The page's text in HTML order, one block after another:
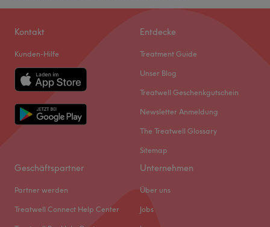
Kontakt
Kunden-Hilfe
Entdecke
Treatment Guide
Unser Blog
Treatwell Geschenkgutschein
Newsletter Anmeldung
The Treatwell Glossary
Sitemap
Geschäftspartner
Partner werden
Treatwell Connect Help Center
Unternehmen
Über uns
Jobs